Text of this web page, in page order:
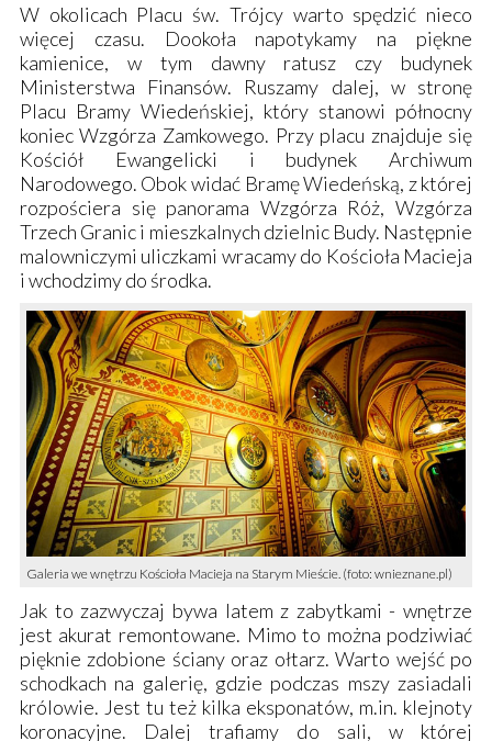
W okolicach Placu św. Trójcywarto spędzić nieco
więcej czasu. Dookoła napotykamy na piękne
kamienice, w tym dawny ratusz czy budynek
Ministerstwa Finansów. Ruszamy dalej, w stronę
Placu Bramy Wiedeńskiej, który stanowi północny
koniecWzgórza Zamkowego. Przy placu znajduje się
Kościół Ewangelicki i budynek Archiwum
Narodowego. Obok widać Bramę Wiedeńską, z której
rozpościera się panorama Wzgórza Róż, Wzgórza
Trzech Granic i mieszkalnych dzielnic Budy. Następnie
malowniczymi uliczkami wracamy do Kościoła Macieja
i wchodzimy do środka.
Galeria we wnętrzu Kościoła Macieja na Starym Mieście. (foto: wnieznane.pl)
Jak to zazwyczaj bywa latem z zabytkami - wnętrze
jest akurat remontowane. Mimo to można podziwiać
pięknie zdobione ściany oraz ołtarz. Warto wejść po
schodkach na galerię, gdzie podczas mszy zasiadali
królowie. Jest tu też kilka eksponatów, m.in. klejnoty
koronacyjne. Dalej trafiamy do sali, w której